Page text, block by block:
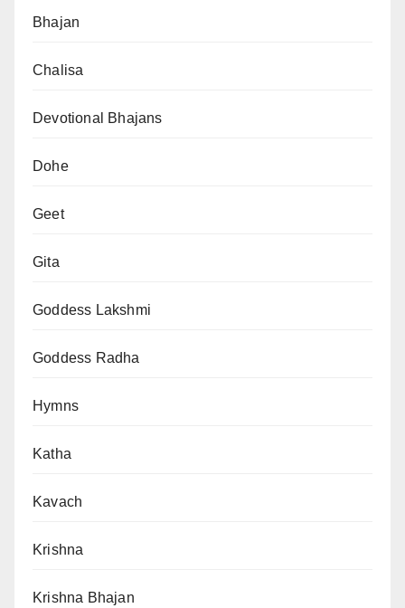
Bhajan
Chalisa
Devotional Bhajans
Dohe
Geet
Gita
Goddess Lakshmi
Goddess Radha
Hymns
Katha
Kavach
Krishna
Krishna Bhajan